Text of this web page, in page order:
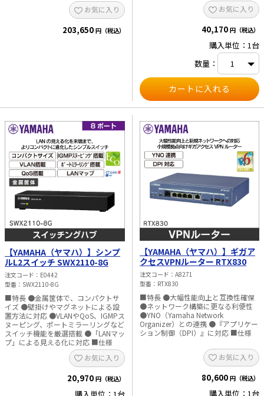
e431オリジナル お気に入り
203,650 円（税込）
お気に入り
40,170 円（税込）
購入単位：1台
数量：
【YAMAHA（ヤマハ）】シンプ
ルL2スイッチ SWX2110-8G
注文コード
E0442
型番
SWX2110-8G
■特長 ●金属筐体で、コンパクトサ
イズ ●壁掛けやマグネットによる設
置方法に対応 ●VLANやQoS、IGMPス
ヌーピング、ポートミラーリングなど
スイッチ機能を厳選搭載 ●「LANマッ
プ」による見える化に対応 ■仕様
お気に入り
20,970 円（税込）
【YAMAHA（ヤマハ）】ギガア
クセスVPNルーター RTX830
注文コード
A8271
型番
RTX830
■特長 ●大幅性能向上と互換性確保
●ネットワーク構築に更なる利便性
●YNO（Yamaha Network
Organizer）との連携 ●『アプリケー
ション制御（DPI）』に対応 ■仕様
お気に入り
80,600 円（税込）
購入単位：1台